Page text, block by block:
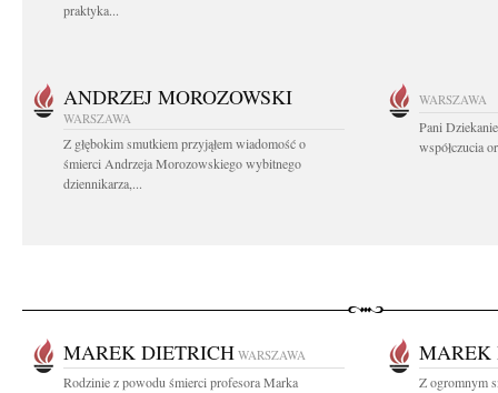
praktyka...
ANDRZEJ MOROZOWSKI
WARSZAWA
Z głębokim smutkiem przyjąłem wiadomość o
śmierci Andrzeja Morozowskiego wybitnego
dziennikarza,...
WARSZAWA
Pani
współczucia
MAREK DIETRICH WARSZAWA
Rodzinie z powodu śmierci profesora Marka
MAREK
Z ogromnym